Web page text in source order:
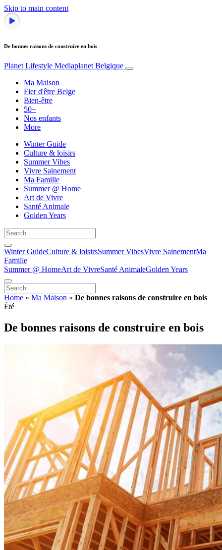
Skip to main content
De bonnes raisons de construire en bois
Planet Lifestyle Mediaplanet Belgique
Ma Maison
Fier d'être Belge
Bien-être
50+
Nos enfants
More
Winter Guide
Culture & loisirs
Summer Vibes
Vivre Sainement
Ma Famille
Summer @ Home
Art de Vivre
Santé Animale
Golden Years
Winter GuideCulture & loisirsSummer VibesVivre SainementMa
Famille
Summer @ HomeArt de VivreSanté AnimaleGolden Years
Home » Ma Maison » De bonnes raisons de construire en bois
Été
De bonnes raisons de construire en bois